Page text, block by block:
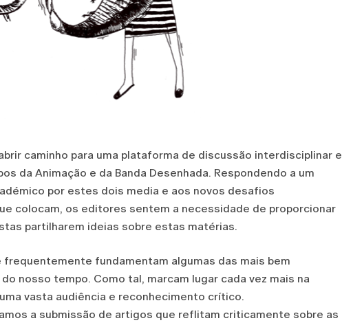
caminho para uma plataforma de discussão interdisciplinar e
da Animação e da Banda Desenhada. Respondendo a um
por estes dois media e aos novos desafios
colocam, os editores sentem a necessidade de proporcionar
partilharem ideias sobre estas matérias.
fundamentam algumas das mais bem
nosso tempo. Como tal, marcam lugar cada vez mais na
vasta audiência e reconhecimento crítico.
a submissão de artigos que reflitam criticamente sobre as